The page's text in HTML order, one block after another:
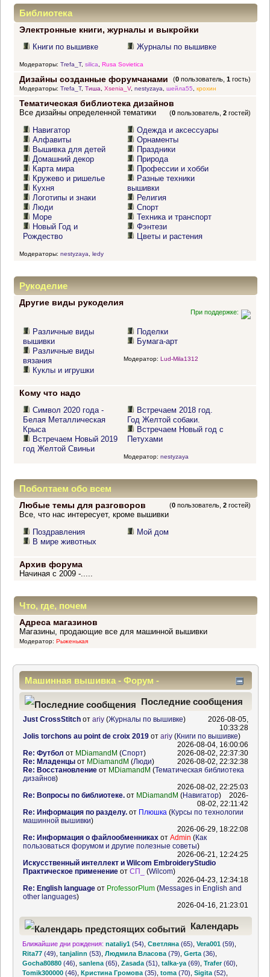
Библиотека
Электронные книги, журналы и выкройки
Книги по вышивке Журналы по вышивке
Модераторы: Trefa_T, silica Rusa Sovietica
Дизайны созданные форумчанами (0 пользователь,1 гость)
Модераторы: Trefa_T, Тиша, Xsenia_V, nestyzaya, шейла55, крохин
Тематическая библиотека дизайнов
(0 пользователь,2 гостей)
Все дизайны определенной тематики
Навигатор
Алфавиты
Вышивка для детей
Домашний декор
Карта мира
Кружево и ришелье
Кухня
Логотипы и знаки
Люди
Море
Новый Год и
Рождество
Одежда и аксессуары
Орнаменты
Праздники
Природа
Профессии и хобби
Разные техники
вышивки
Религия
Спорт
Техника и транспорт
Фэнтези
Цветы и растения
Модераторы: nestyzaya ledy
Рукоделие
Другие виды рукоделия
При поддержке:
Различные виды
вышивки
Различные виды
вязания
Куклы и игрушки
Поделки
Бумага-арт
Модератор: Lud-Mila1312
Кому что надо
Символ 2020 года -
Белая Металлическая
Крыса
Встречаем Новый 2019
год Желтой Свиньи
Встречаем 2018 год.
Год Желтой собаки.
Встречаем Новый год с
Петухами
Модератор: nestyzaya
Поболтаем обо всем
Любые темы для разговоров (0 пользователь,2 гостей)
Все, что нас интересует, кроме вышивки
Поздравления
В мире животных
Мой дом
Архив форума
Начиная с 2009 -.....
Что, где, почем
Адреса магазинов
Магазины, продающие все для машинной вышивки
Модератор: Рыженькая
Машинная вышивка - Форум -
Информационный центр
Последние сообщения
Just CrossStitchот ariy(Журналы по вышивке)
2026-08-05,
10:33:28
Jolis torchons au point de croix 2019от ariy(Книги по вышивке)
2026-08-04, 16:00:06
Re: Футбол от MDiamandM (Спорт)
2026-08-02, 22:37:30
Re: Младенцыот MDiamandM (Люди)
2026-08-02, 22:32:38
Re: Восстановлениеот MDiamandM (Тематическая библиотека
дизайнов)
2026-08-02, 22:25:03
Re: Вопросы по библиотеке.от MDiamandM (Навигатор)
2026-
08-02, 22:11:42
Re: Информация по разделу.от Плюшка (Курсы по технологии
машинной вышивки)
2026-06-29, 18:22:08
Re: Информация о файлообменникахот Admin (Как
пользоваться форумом и другие полезные советы)
2026-06-21, 12:24:25
Искусственный интеллект и Wilcom EmbroideryStudio
Практическое применениеот СП_ (Wilcom)
2026-04-23, 12:34:18
Re: English languageот ProfessorPlum(Messages in English and
other languages)
2026-04-16, 21:23:01
Календарь
предстоящих событий
Ближайшие дни рождения: nataliy1 (54) ,Светляна (65) ,Vera001 (59)
Rita77 (49) ,tanjalinn (53) ,Людмила Власова (79) ,Gerta (36)
Gocha80880 (46) ,sanlena (65) ,Zasada (51) ,talka-ya (69) ,Trafer(60)
Tomik300000 (46) ,Кристина Громова (35) ,toma (70) ,Sigita (52)